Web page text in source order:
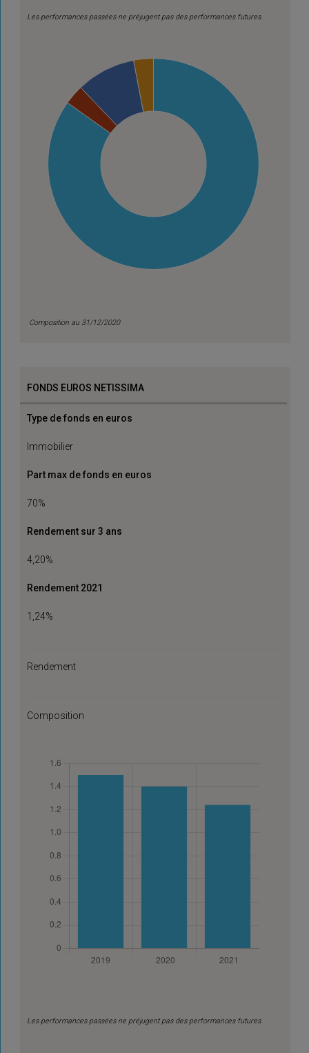
Les performances passées ne préjugent pas des performances futures.
Composition au 31/12/2020
FONDS EUROS NETISSIMA
Type de fonds en euros
Immobilier
Part max de fonds en euros
70%
Rendement sur 3 ans
4,20%
Rendement 2021
1,24%
Rendement
Composition
Les performances passées ne préjugent pas des performances futures.